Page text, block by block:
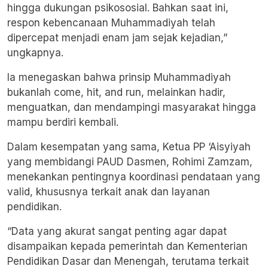
hingga dukungan psikososial. Bahkan saat ini,
respon kebencanaan Muhammadiyah telah
dipercepat menjadi enam jam sejak kejadian,”
ungkapnya.
Ia menegaskan bahwa prinsip Muhammadiyah
bukanlah come, hit, and run, melainkan hadir,
menguatkan, dan mendampingi masyarakat hingga
mampu berdiri kembali.
Dalam kesempatan yang sama, Ketua PP ‘Aisyiyah
yang membidangi PAUD Dasmen, Rohimi Zamzam,
menekankan pentingnya koordinasi pendataan yang
valid, khususnya terkait anak dan layanan
pendidikan.
“Data yang akurat sangat penting agar dapat
disampaikan kepada pemerintah dan Kementerian
Pendidikan Dasar dan Menengah, terutama terkait